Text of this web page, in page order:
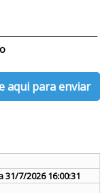
aqui para enviar
31/7/2026 16:00:31